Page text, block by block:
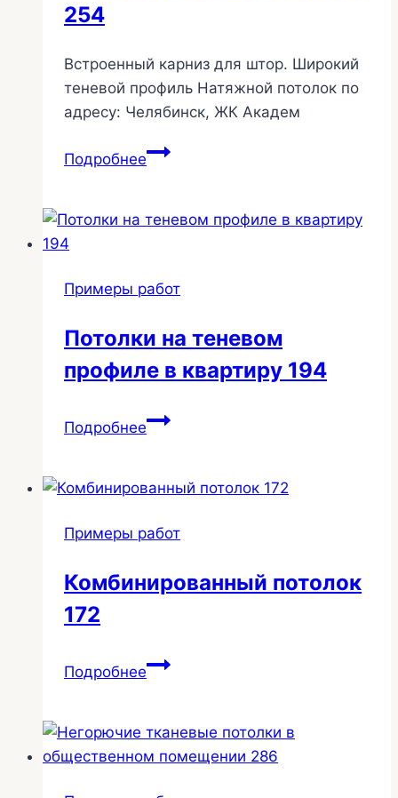
254
Встроенный карниз для штор. Широкий
теневой профиль Натяжной потолок по
адресу: Челябинск, ЖК Академ
ПодробнееНатяжной
широком
254
Примеры работ
Потолки на теневом
профиле в квартиру 194
ПодробнееПотолки
профиле
квартиру
Примеры работ
Комбинированный потолок
172
ПодробнееКомбинированный